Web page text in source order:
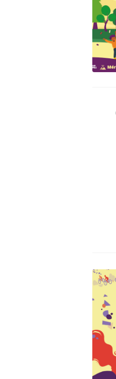
Assemblée
mars 2026, au
Douves, Bordeaux
Nos partenaires
Statuts et